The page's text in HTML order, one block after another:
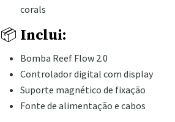
corals
📦 Inclui:
Bomba Reef Flow 2.0
Controlador digital com display
Suporte magnético de fixação
Fonte de alimentação e cabos